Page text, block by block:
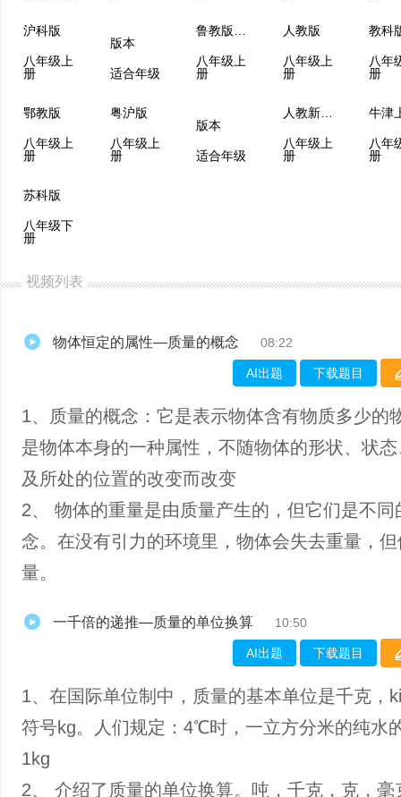
沪科版
八年级上
册
版本
适合年级
八年级上
册
人教版
八年级上
册
教科
八年
册
鄂教版
八年级上
册
粤沪版
八年级上
册
版本
适合年级
人教新课标
八年级上
册
八年
册
苏科版
八年级下
册
视频列表
物体恒定的属性—质量的概念 08:22
AI出题 下载题目
1、质量的概念：它是表示物体含有物质多少的
是物体本身的一种属性，不随物体的形状、状
及所处的位置的改变而改变
2、 物体的重量是由质量产生的，但它们是不同
念。在没有引力的环境里，物体会失去重量，
量。
一千倍的递推—质量的单位换算 10:50
AI出题 下载题目
1、在国际单位制中，质量的基本单位是千克，
符号kg。人们规定：4℃时，一立方分米的纯水
1kg
2、 介绍了质量的单位换算。吨，千克，克，毫